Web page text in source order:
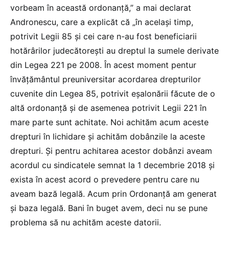
vorbeam în această ordonanţă,” a mai declarat
Andronescu, care a explicăt că „în acelaşi timp,
potrivit Legii 85 şi cei care n-au fost beneficiarii
hotărârilor judecătoreşti au dreptul la sumele derivate
din Legea 221 pe 2008. În acest moment pentur
învăţământul preuniversitar acordarea drepturilor
cuvenite din Legea 85, potrivit eşalonării făcute de o
altă ordonanţă şi de asemenea potrivit Legii 221 în
mare parte sunt achitate. Noi achităm acum aceste
drepturi în lichidare şi achităm dobânzile la aceste
drepturi. Şi pentru achitarea acestor dobânzi aveam
acordul cu sindicatele semnat la 1 decembrie 2018 şi
exista în acest acord o prevedere pentru care nu
aveam bază legală. Acum prin Ordonanţă am generat
şi baza legală. Bani în buget avem, deci nu se pune
problema să nu achităm aceste datorii.